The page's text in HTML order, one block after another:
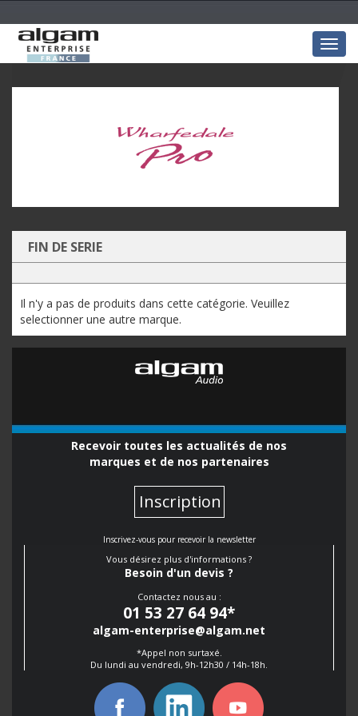
FIN DE SERIE
Il n'y a pas de produits dans cette catégorie. Veuillez
selectionner une autre marque.
Recevoir toutes les actualités de nos
marques et de nos partenaires
Inscription
Inscrivez-vous pour recevoir la newsletter
Vous désirez plus d'informations ?
Besoin d'un devis ?
Contactez nous au :
01 53 27 64 94*
algam-enterprise@algam.net
*Appel non surtaxé.
Du lundi au vendredi, 9h-12h30 / 14h-18h.